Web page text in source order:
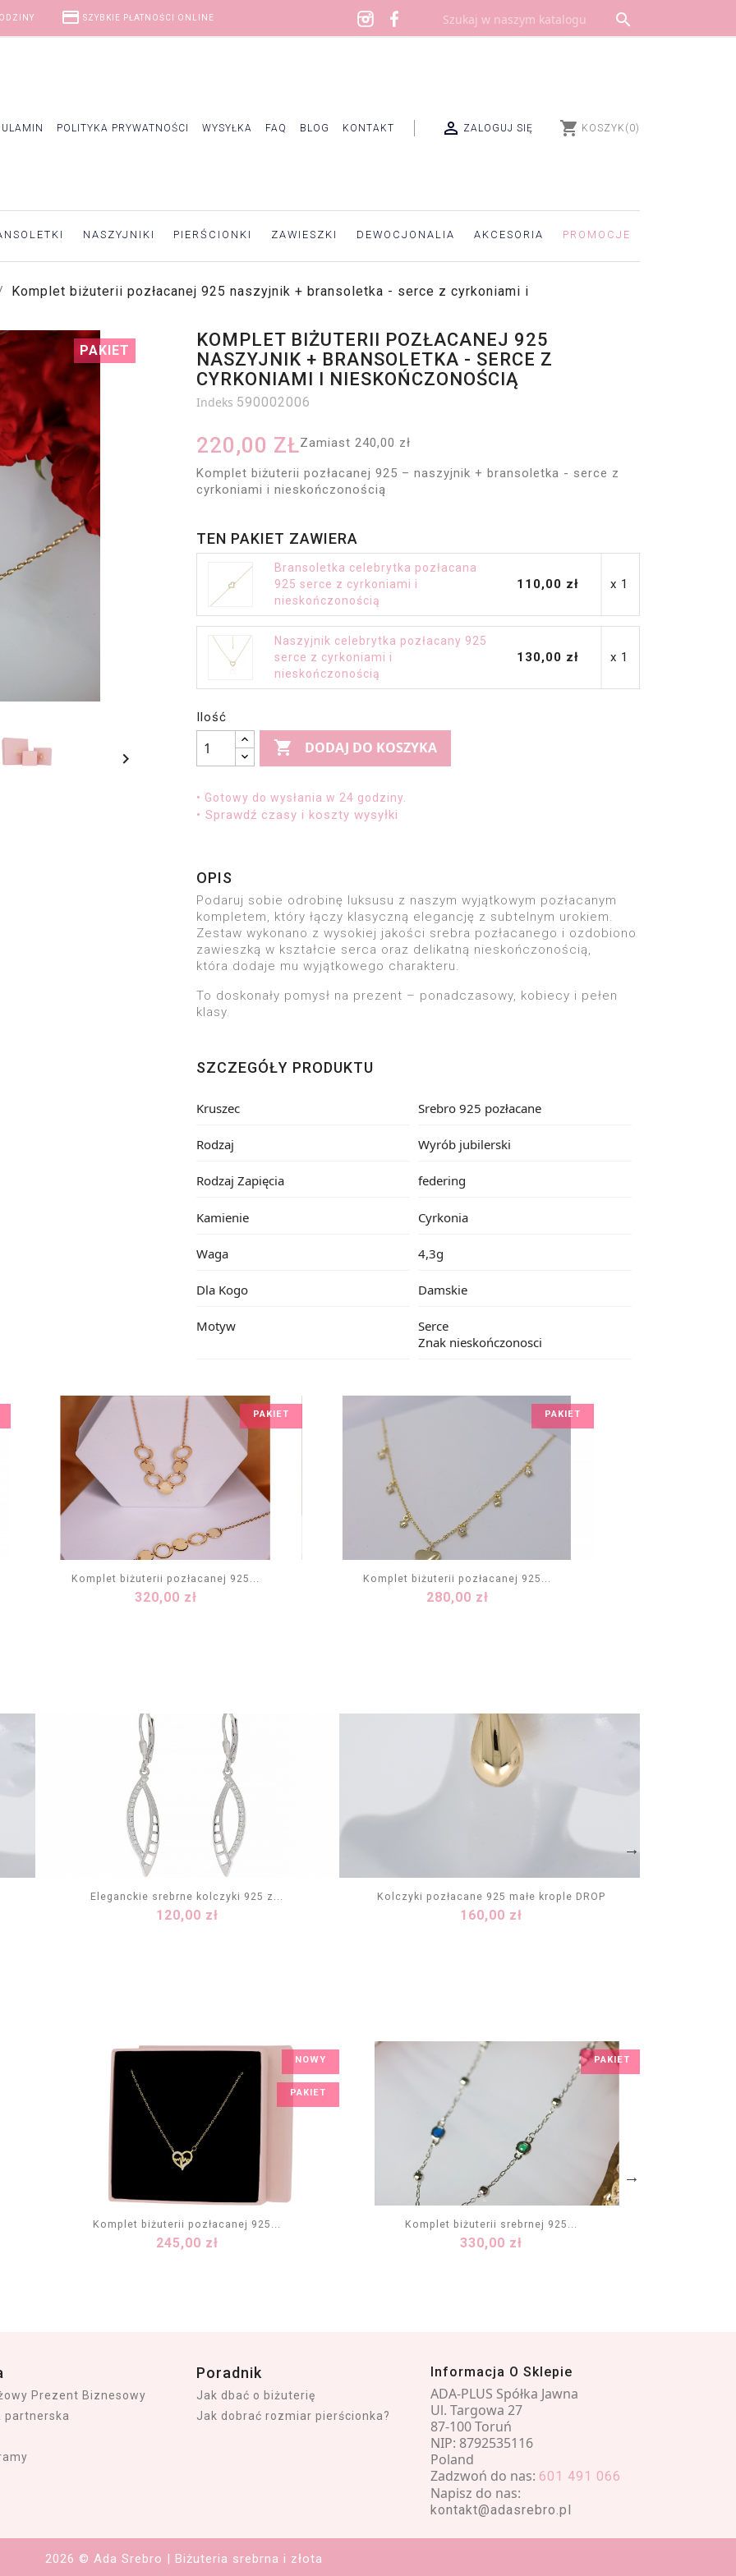
credit_card SZYBKIE PŁATNOŚCI ONLINE 
POLITYKA PRYWATNOŚCI WYSYŁKA FAQ BLOG KONTAKT  ZALOGUJ SIĘ shopping_cart KOSZYK (0)
NASZYJNIKI PIERŚCIONKI ZAWIESZKI DEWOCJONALIA AKCESORIA PROMOCJE
Komplet biżuterii pozłacanej 925 naszyjnik + bransoletka - serce z cyrkoniami i
PAKIET

KOMPLET BIŻUTERII POZŁACANEJ 925
NASZYJNIK + BRANSOLETKA - SERCE Z
CYRKONIAMI I NIESKOŃCZONOŚCIĄ
Indeks 590002006
220,00 ZŁZamiast 240,00 zł
Komplet biżuterii pozłacanej 925 – naszyjnik + bransoletka - serce z
cyrkoniami i nieskończonością
TEN PAKIET ZAWIERA
Bransoletka celebrytka pozłacana
925 serce z cyrkoniami i
nieskończonością
110,00 zł x 1
Naszyjnik celebrytka pozłacany 925
serce z cyrkoniami i
nieskończonością
130,00 zł x 1
Ilość
 DODAJ DO KOSZYKA
• Gotowy do wysłania w 24 godziny.
• Sprawdź czasy i koszty wysyłki
OPIS
Podaruj sobie odrobinę luksusu z naszym wyjątkowym pozłacanym
kompletem, który łączy klasyczną elegancję z subtelnym urokiem.
Zestaw wykonano z wysokiej jakości srebra pozłacanego i ozdobiono
zawieszką w kształcie serca oraz delikatną nieskończonością,
która dodaje mu wyjątkowego charakteru.
To doskonały pomysł na prezent – ponadczasowy, kobiecy i pełen
klasy.
SZCZEGÓŁY PRODUKTU
Kruszec Srebro 925 pozłacane
Rodzaj Wyrób jubilerski
Rodzaj Zapięcia federing
Kamienie Cyrkonia
Waga 4,3g
Dla Kogo Damskie
Motyw
Serce
Znak nieskończonosci
Komplet biżuterii pozłacanej 925...
Cena
320,00 zł
PAKIET
DODAJ DO KOSZYKA
Komplet biżuterii pozłacanej 925...
Cena
280,00 zł
PAKIET
DODAJ DO KOSZYKA
Eleganckie srebrne kolczyki 925 z...
Cena
120,00 zł
DODAJ DO KOSZYKA
Kolczyki pozłacane 925 małe krople DROP
Cena
160,00 zł
DODAJ DO KOSZYKA
Komplet biżuterii pozłacanej 925...
Cena
245,00 zł
NOWY
PAKIET
DODAJ DO KOSZYKA
Komplet biżuterii srebrnej 925...
Cena
330,00 zł
PAKIET
DODAJ DO KOSZYKA
Prezent Biznesowy
partnerska
Poradnik
Jak dbać o biżuterię
Jak dobrać rozmiar pierścionka?
Informacja O Sklepie
ADA-PLUS Spółka Jawna
Ul. Targowa 27
87-100 Toruń
NIP: 8792535116
Poland
Zadzwoń do nas: 601 491 066
Napisz do nas:
kontakt@adasrebro.pl
2026 © Ada Srebro | Biżuteria srebrna i złota